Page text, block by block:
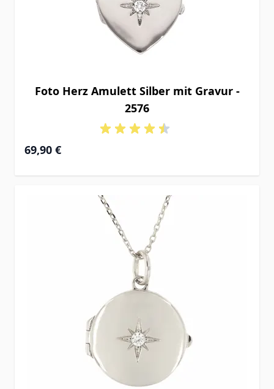
Foto Herz Amulett Silber mit Gravur -
2576
69,90 €